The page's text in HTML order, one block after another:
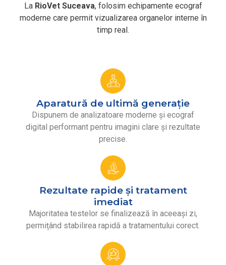
La RioVet Suceava, folosim echipamente ecograf
moderne care permit vizualizarea organelor interne în
timp real.
Aparatură de ultimă generație
Dispunem de analizatoare moderne și ecograf
digital performant pentru imagini clare și rezultate
precise.
Rezultate rapide și tratament
imediat
Majoritatea testelor se finalizează în aceeași zi,
permițând stabilirea rapidă a tratamentului corect.